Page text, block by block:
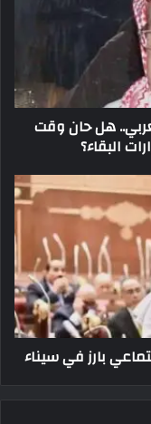
هل حان وقت
البقاء؟
بارز في سيناء